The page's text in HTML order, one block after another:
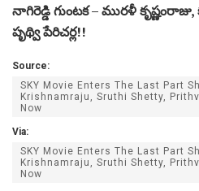
నాగిరెడ్డి గుంటక – మురళీ కృష్ణంరాజు,
పృథ్వి పేరిచర్ల!!
Source:
SKY Movie Enters The Last Part
Krishnamraju, Sruthi Shetty,
Now
Via:
SKY Movie Enters The Last Part
Krishnamraju, Sruthi Shetty,
Now